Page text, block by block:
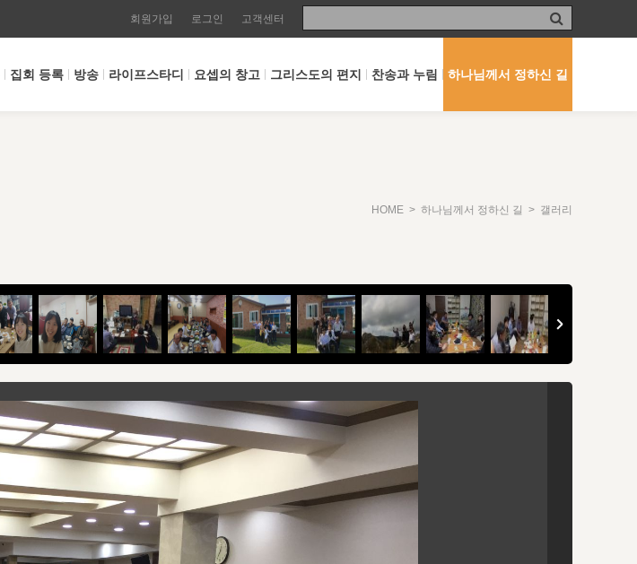
회원가입 로그인 고객센터
집회 등록 방송 라이프스타디 요셉의 창고 그리스도의 편지 찬송과 누림 하나님께서 정하신 길
HOME > 하나님께서 정하신 길 > 갤러리